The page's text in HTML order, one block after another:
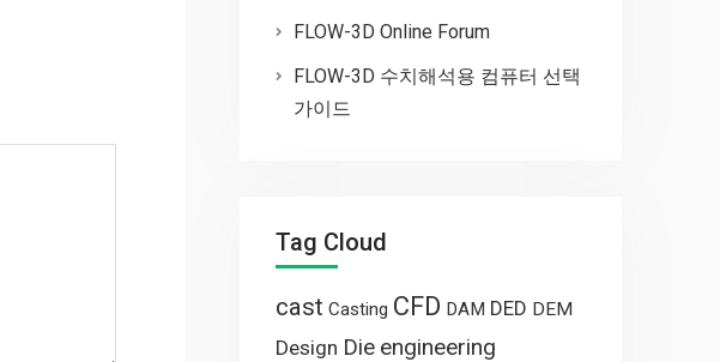
FLOW-3D Online Forum
FLOW-3D 수치해석용 컴퓨터 선택
가이드
Tag Cloud
cast Casting CFD DAM DED DEM
Design Die engineering